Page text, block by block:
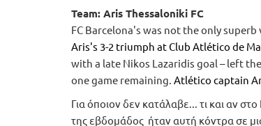
Team: Aris Thessaloniki FC
FC Barcelona's was not the only
Aris's 3-2 triumph at Club Atlético de
with a late Nikos Lazaridis goal – left
one game remaining. Atlético captain
Για όποιον δεν κατάλαβε... τι και αν
της εβδομάδος ήταν αυτή κόντρα σε